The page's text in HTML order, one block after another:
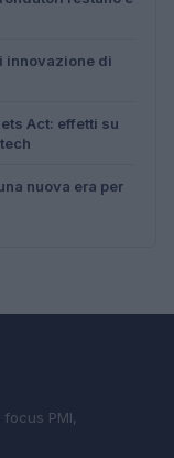
innovazione di
Act: effetti su
nuova era per
PMI,